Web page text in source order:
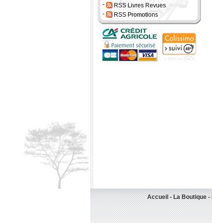
-
RSS Livres Revues
-
RSS Promotions
Accueil - La Boutique -